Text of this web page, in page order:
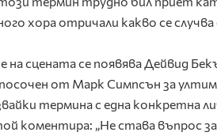
хора отричали какво се
на сцената се появява Дейвид
от Марк Симпсън за
термина с една конкретна
коментира: „Не става въпрос